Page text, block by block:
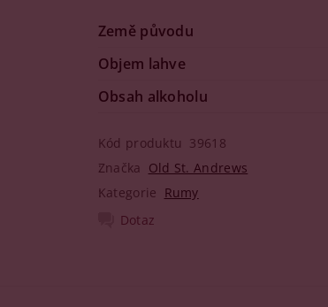
Země původu
Objem lahve
Obsah alkoholu
Kód produktu 39618
Značka Old St. Andrews
Kategorie Rumy
Dotaz